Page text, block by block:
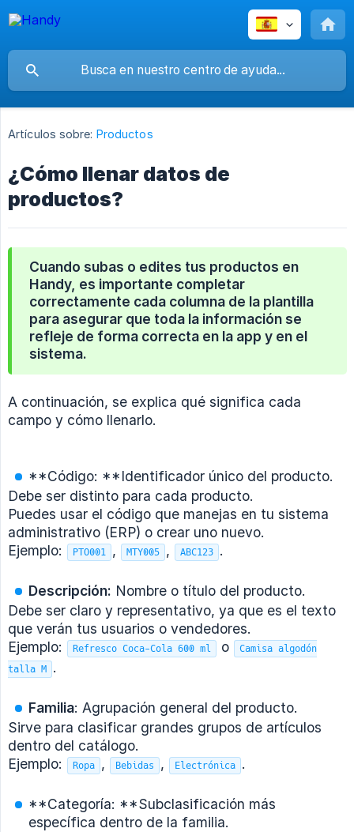
Artículos sobre: Productos
¿Cómo llenar datos de
productos?
Cuando subas o edites tus productos en
Handy, es importante completar
correctamente cada columna de la plantilla
para asegurar que toda la información se
refleje de forma correcta en la app y en el
sistema.
A continuación, se explica qué significa cada
campo y cómo llenarlo.
**Código: **Identificador único del producto.
Debe ser distinto para cada producto.
Puedes usar el código que manejas en tu sistema
administrativo (ERP) o crear uno nuevo.
Ejemplo:
PTO001 , MTY005 , ABC123 .
Descripción: Nombre o título del producto.
Debe ser claro y representativo, ya que es el texto
que verán tus usuarios o vendedores.
Ejemplo:
Refresco Coca-Cola 600 ml o
Camisa algodón
talla M .
Familia: Agrupación general del producto.
Sirve para clasificar grandes grupos de artículos
dentro del catálogo.
Ejemplo:
Ropa , Bebidas , Electrónica .
**Categoría: **Subclasificación más
específica dentro de la familia.